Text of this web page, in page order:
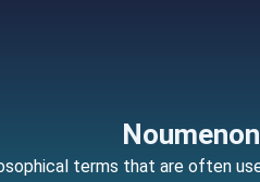
terms that are often